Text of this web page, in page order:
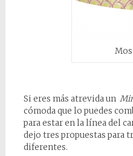
Si eres más atrevida un
cómoda que lo puedes
para estar en la línea del
dejo tres propuestas para
diferentes.